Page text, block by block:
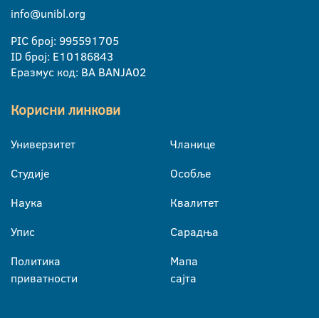
info@unibl.org
PIC број: 995591705
ID број: E10186843
Еразмус код: BA BANJA02
Корисни линкови
Универзитет
Студије
Наука
Упис
Политика
приватности
Чланице
Особље
Квалитет
Сарадња
Мапа
сајта